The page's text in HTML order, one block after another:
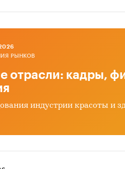
ООО
РЫНКОВ
отрасли: кадры,
индустрии красоты и